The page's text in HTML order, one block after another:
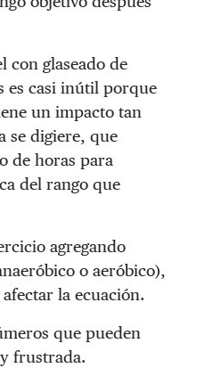
con glaseado de
es casi inútil porque
un impacto tan
se digiere, que
de horas para
del rango que
agregando
o aeróbico),
la ecuación.
que pueden
frustrada.